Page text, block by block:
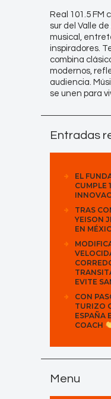
Real 101.5 FM
sur del Valle
musical,
inspiradores.
combina
modernos,
audiencia.
se unen para
Entradas
EL
CUMPLE
TRAS
YEISON
EN
EVITE
CON
TURIZO
ESPAÑA
COACH
Menu